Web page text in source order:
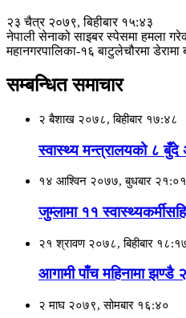
२३ चैत्र २०७९, बिहीबार १५:४३
नेपाली सेनाको साइबर स्पेसमा हमला
महानगरपालिका-१६ बाटुलेचौरमा
सम्बन्धित समाचार
२ बैशाख २०७८, बिहीबार १७:४८
स्वास्थ्य मन्त्रालयको ८ बुँदे
१४ आश्विन २०७७, बुधबार २१:०१
जुम्लामा ११
२१ श्रावण २०७८, बिहीबार
आगामी पाँच महिनामा
२ माघ २०७९, सोमबार १६:४०